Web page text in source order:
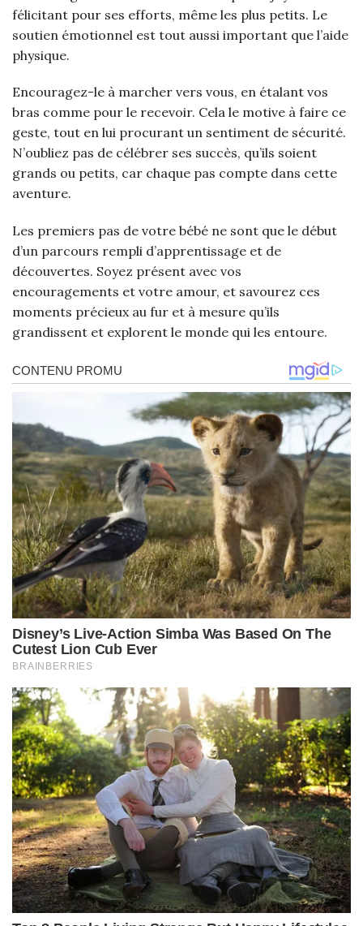
félicitant pour ses efforts, même les plus petits. Le
soutien émotionnel est tout aussi important que l’aide
physique.
Encouragez-le à marcher vers vous, en étalant vos
bras comme pour le recevoir. Cela le motive à faire ce
geste, tout en lui procurant un sentiment de sécurité.
N’oubliez pas de célébrer ses succès, qu’ils soient
grands ou petits, car chaque pas compte dans cette
aventure.
Les premiers pas de votre bébé ne sont que le début
d’un parcours rempli d’apprentissage et de
découvertes. Soyez présent avec vos
encouragements et votre amour, et savourez ces
moments précieux au fur et à mesure qu’ils
grandissent et explorent le monde qui les entoure.